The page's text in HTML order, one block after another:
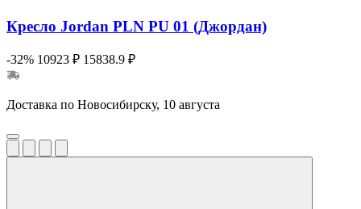
Кресло Jordan PLN PU 01 (Джордан)
-32% 10923 ₽ 15838.9 ₽
Доставка по Новосибирску, 10 августа